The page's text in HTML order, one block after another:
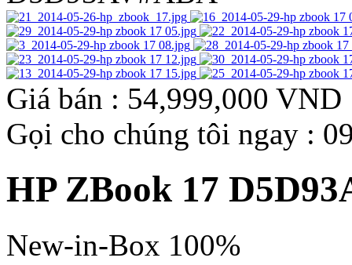
Giá bán : 54,999,000 VND
Gọi cho chúng tôi ngay :
HP ZBook 17
New-in-Box 100%